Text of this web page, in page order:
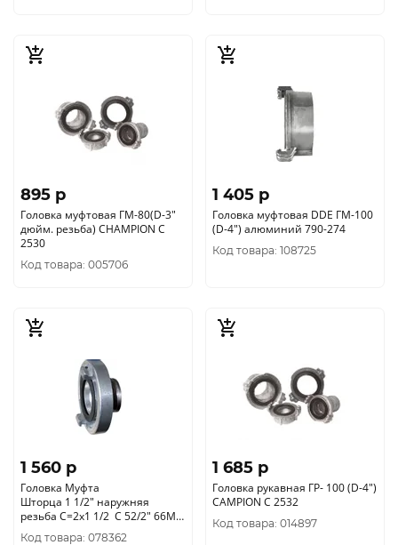
895 p
Головка муфтовая ГМ-80(D-3"
дюйм. резьба) CHAMPION C
2530
Код товара: 005706
1 405 p
Головка муфтовая DDE ГМ-100
(D-4") алюминий 790-274
Код товара: 108725
1 560 p
Головка Муфта
Шторца 1 1/2" наружняя
резьба С=2х1 1/2 C 52/2" 66M
0903061375 Метабо
Код товара: 078362
1 685 p
Головка рукавная ГР- 100 (D-4")
CAMPION C 2532
Код товара: 014897